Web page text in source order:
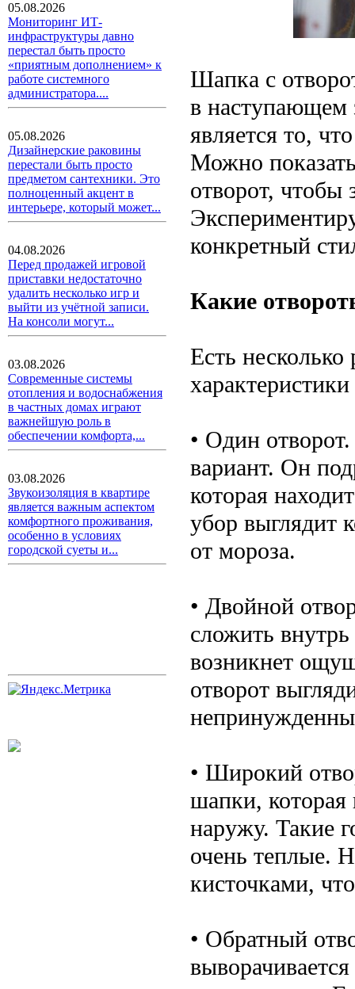
05.08.2026
Мониторинг ИТ-
инфраструктуры давно
перестал быть просто
«приятным дополнением» к
работе системного
администратора....
05.08.2026
Дизайнерские раковины
перестали быть просто
предметом сантехники. Это
полноценный акцент в
интерьере, который может...
04.08.2026
Перед продажей игровой
приставки недостаточно
удалить несколько игр и
выйти из учётной записи.
На консоли могут...
03.08.2026
Современные системы
отопления и водоснабжения
в частных домах играют
важнейшую роль в
обеспечении комфорта,...
03.08.2026
Звукоизоляция в квартире
является важным аспектом
комфортного проживания,
особенно в условиях
городской суеты и...
Шапка с
в наступающем
является то,
Можно
отворот,
конкретный
Какие
Есть
• Один
вариант. Он
которая
убор выглядит
от мороза.
• Двойной
сложить
возникнет
отворот
• Широкий
шапки, которая
наружу. Такие
очень теплые.
кисточками,
• Обратный